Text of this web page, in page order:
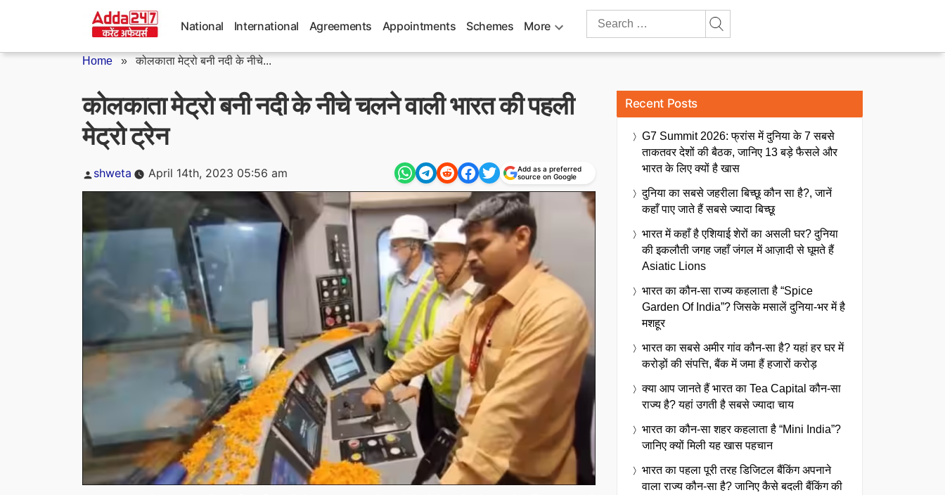
National International Agreements Appointments Schemes More
Search
Home »कोलकाता मेट्रो बनी नदी के नीचे...
कोलकाता मेट्रो बनी नदी के नीचे चलने वाली भारत की पहली
मेट्रो ट्रेन
Posted
shweta April 14th, 2023 05:56 am
Add as a preferred
source on Google
Recent Posts
G7 Summit 2026: फ्रांस में दुनिया के 7 सबसे
ताकतवर देशों की बैठक, जानिए 13 बड़े फैसले और
भारत के लिए क्यों है खास
दुनिया का सबसे जहरीला बिच्छू कौन सा है?, जानें
कहाँ पाए जाते हैं सबसे ज्यादा बिच्छू
भारत में कहाँ है एशियाई शेरों का असली घर? दुनिया
की इकलौती जगह जहाँ जंगल में आज़ादी से घूमते हैं
Asiatic Lions
भारत का कौन-सा राज्य कहलाता है “Spice
Garden Of India”? जिसके मसालें दुनिया-भर में है
मशहूर
भारत का सबसे अमीर गांव कौन-सा है? यहां हर घर में
करोड़ों की संपत्ति, बैंक में जमा हैं हजारों करोड़
क्या आप जानते हैं भारत का Tea Capital कौन-सा
राज्य है? यहां उगती है सबसे ज्यादा चाय
भारत का कौन-सा शहर कहलाता है “Mini India”?
जानिए क्यों मिली यह खास पहचान
भारत का पहला पूरी तरह डिजिटल बैंकिंग अपनाने
वाला राज्य कौन-सा है? जानिए कैसे बदली बैंकिंग की